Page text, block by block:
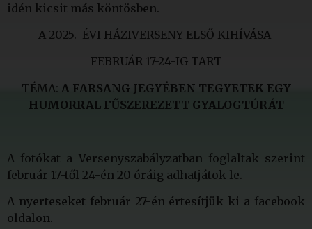
idén kicsit más köntösben.
A 2025. ÉVI HÁZIVERSENY ELSŐ KIHÍVÁSA
FEBRUÁR 17-24-IG TART
TÉMA: A FARSANG JEGYÉBEN TEGYETEK EGY
HUMORRAL FŰSZEREZETT GYALOGTÚRÁT
A fotókat a Versenyszabályzatban foglaltak szerint
február 17-től 24-én 20 óráig adhatjátok le.
A nyerteseket február 27-én értesítjük ki a facebook
oldalon.